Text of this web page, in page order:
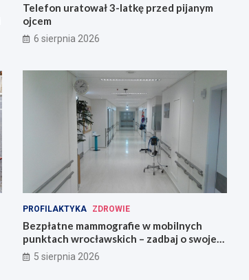
Telefon uratował 3-latkę przed pijanym
ojcem
6 sierpnia 2026
PROFILAKTYKA ZDROWIE
Bezpłatne mammografie w mobilnych
punktach wrocławskich – zadbaj o swoje
zdrowie!
5 sierpnia 2026